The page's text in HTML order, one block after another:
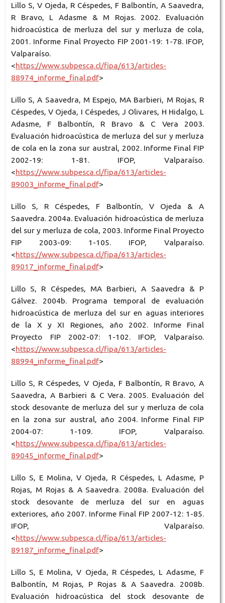
Lillo S, V Ojeda, R Céspedes, F Balbontín, A Saavedra,
R Bravo, L Adasme & M Rojas. 2002. Evaluación
hidroacústica de merluza del sur y merluza de cola,
2001. Informe Final Proyecto FIP 2001-19: 1-78. IFOP,
Valparaíso.
<https://www.subpesca.cl/fipa/613/articles-
88974_informe_final.pdf>
Lillo S, A Saavedra, M Espejo, MA Barbieri, M Rojas, R
Céspedes, V Ojeda, I Céspedes, J Olivares, H Hidalgo, L
Adasme, F Balbontín, R Bravo & C Vera 2003.
Evaluación hidroacústica de merluza del sur y merluza
de cola en la zona sur austral, 2002. Informe Final FIP
2002-19: 1-81. IFOP, Valparaíso.
<https://www.subpesca.cl/fipa/613/articles-
89003_informe_final.pdf>
Lillo S, R Céspedes, F Balbontín, V Ojeda & A
Saavedra. 2004a. Evaluación hidroacústica de merluza
del sur y merluza de cola, 2003. Informe Final Proyecto
FIP 2003-09: 1-105. IFOP, Valparaíso.
<https://www.subpesca.cl/fipa/613/articles-
89017_informe_final.pdf>
Lillo S, R Céspedes, MA Barbieri, A Saavedra & P
Gálvez. 2004b. Programa temporal de evaluación
hidroacústica de merluza del sur en aguas interiores
de la X y XI Regiones, año 2002. Informe Final
Proyecto FIP 2002-07: 1-102. IFOP, Valparaíso.
<https://www.subpesca.cl/fipa/613/articles-
88994_informe_final.pdf>
Lillo S, R Céspedes, V Ojeda, F Balbontín, R Bravo, A
Saavedra, A Barbieri & C Vera. 2005. Evaluación del
stock desovante de merluza del sur y merluza de cola
en la zona sur austral, año 2004. Informe Final FIP
2004-07: 1-109. IFOP, Valparaíso.
<https://www.subpesca.cl/fipa/613/articles-
89045_informe_final.pdf>
Lillo S, E Molina, V Ojeda, R Céspedes, L Adasme, P
Rojas, M Rojas & A Saavedra. 2008a. Evaluación del
stock desovante de merluza del sur en aguas
exteriores, año 2007. Informe Final FIP 2007-12: 1-85.
IFOP, Valparaíso.
<https://www.subpesca.cl/fipa/613/articles-
89187_informe_final.pdf>
Lillo S, E Molina, V Ojeda, R Céspedes, L Adasme, F
Balbontín, M Rojas, P Rojas & A Saavedra. 2008b.
Evaluación hidroacústica del stock desovante de